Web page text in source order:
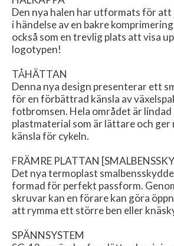
Den nya halen har utformats för
i händelse av en bakre
också som en trevlig plats att visa
logotypen!
TÅHÄTTAN
Denna nya design presenterar ett
för en förbättrad känsla av
fotbromsen. Hela området är
plastmaterial som är lättare och
känsla för cykeln.
FRÄMRE PLATTAN
Det nya termoplast
formad för perfekt passform.
skruvar kan en förare kan göra
att rymma ett större ben eller
SPÄNNSYSTEM